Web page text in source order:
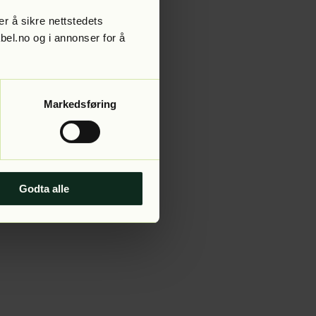
å sikre nettstedets
og i annonser for å
Markedsføring
Godta alle